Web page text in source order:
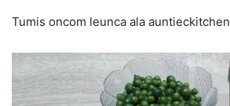
Tumis oncom leunca ala auntieckitchen